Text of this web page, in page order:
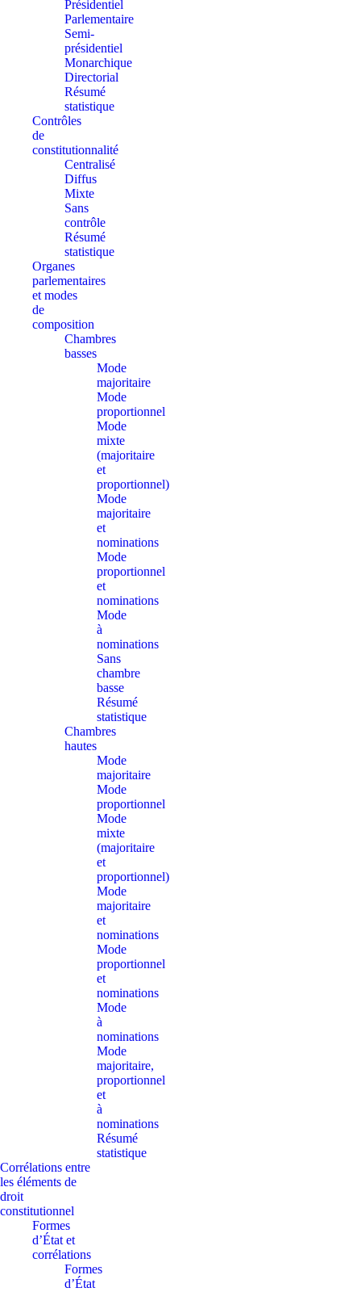
Présidentiel
Parlementaire
Semi-
présidentiel
Monarchique
Directorial
Résumé
statistique
Contrôles
de
constitutionnalité
Centralisé
Diffus
Mixte
Sans
contrôle
Résumé
statistique
Organes
parlementaires
et modes
de
composition
Chambres
basses
Mode
majoritaire
Mode
proportionnel
Mode
mixte
(majoritaire
et
proportionnel)
Mode
majoritaire
et
nominations
Mode
proportionnel
et
nominations
Mode
à
nominations
Sans
chambre
basse
Résumé
statistique
Chambres
hautes
Mode
majoritaire
Mode
proportionnel
Mode
mixte
(majoritaire
et
proportionnel)
Mode
majoritaire
et
nominations
Mode
proportionnel
et
nominations
Mode
à
nominations
Mode
majoritaire,
proportionnel
et
à
nominations
Résumé
statistique
Corrélations entre
les éléments de
droit
constitutionnel
Formes
d’État et
corrélations
Formes
d’État